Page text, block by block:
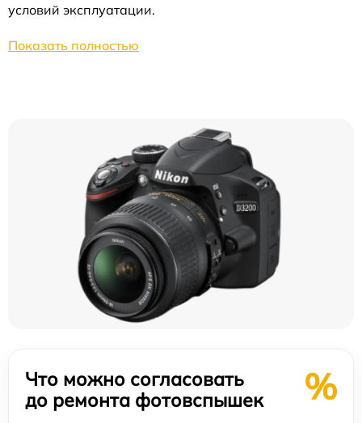
условий эксплуатации.
Показать полностью
Что можно согласовать
до ремонта фотовспышек
%